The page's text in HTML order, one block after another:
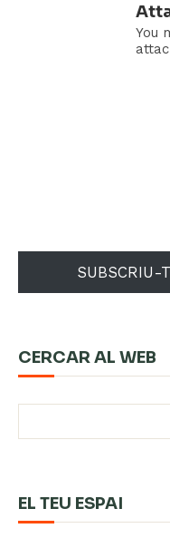
You
SUBSCRIU-
CERCAR AL WEB
EL TEU ESPAI